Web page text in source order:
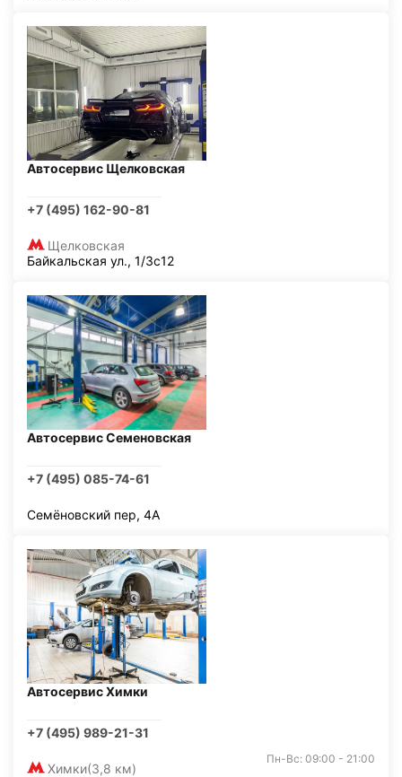
Автосервис Щелковская
+7 (495) 162-90-81
Щелковская
Байкальская ул., 1/3с12
Автосервис Семеновская
+7 (495) 085-74-61
Семёновский пер, 4А
Автосервис Химки
+7 (495) 989-21-31
Химки(3,8 км)
Пн-Вс: 09:00 - 21:00